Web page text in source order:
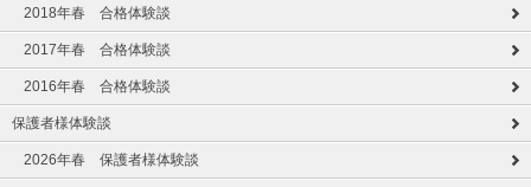
2018年春 合格体験談
2017年春 合格体験談
2016年春 合格体験談
保護者様体験談
2026年春 保護者様体験談